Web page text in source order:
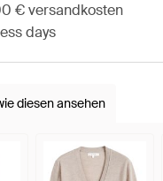
€ versandkosten
days
diesen ansehen